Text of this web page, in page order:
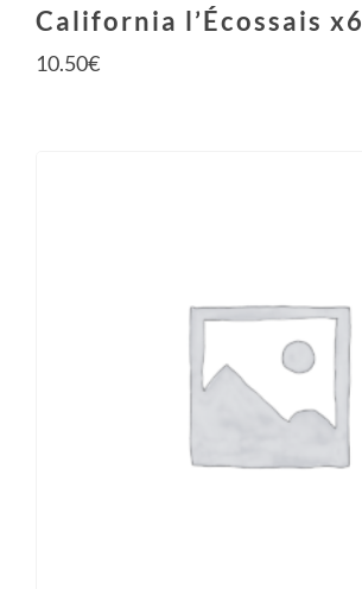
California l’Écossais x6
10.50€